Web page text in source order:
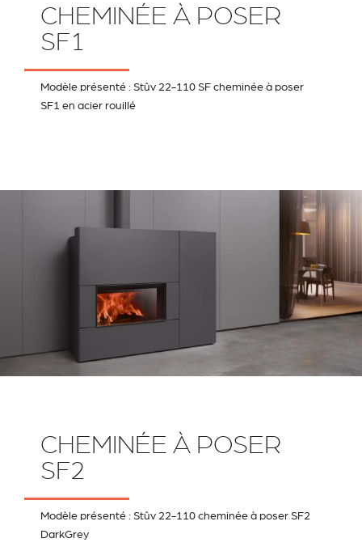
CHEMINÉE À POSER
SF1
Modèle présenté : Stûv 22-110 SF cheminée à poser
SF1 en acier rouillé
CHEMINÉE À POSER
SF2
Modèle présenté : Stûv 22-110 cheminée à poser SF2
DarkGrey